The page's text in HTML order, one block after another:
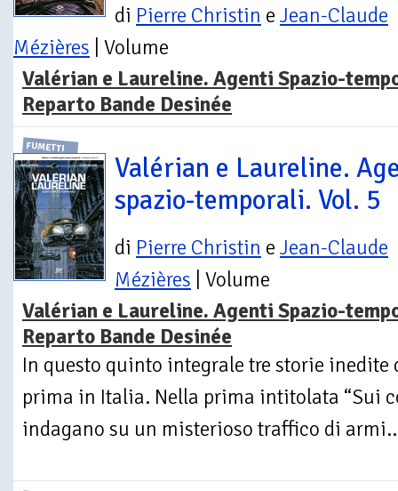
di Pierre Christin e Jean-Claude
Mézières | Volume
Valérian e Laureline. Agenti Spazio-
Reparto Bande Desinée
FUMETTI
Valérian e Laureline.
spazio-temporali. Vol. 5
di Pierre Christin e Jean-Claude
Mézières | Volume
Valérian e Laureline. Agenti Spazio-
Reparto Bande Desinée
In questo quinto integrale tre storie inedite
prima in Italia. Nella prima intitolata “Sui
indagano su un misterioso traffico di